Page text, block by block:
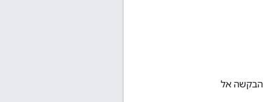
הבקשה אל